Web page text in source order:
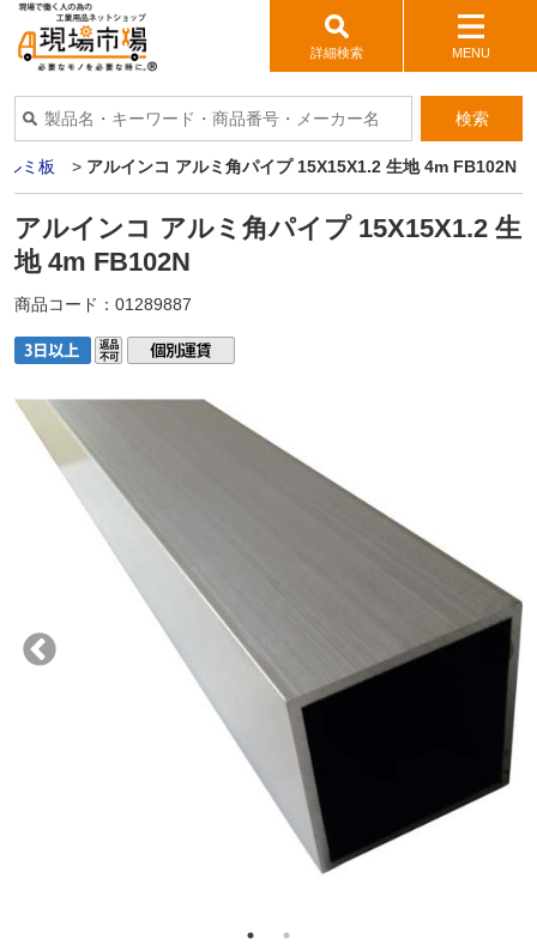
詳細検索 MENU
検索
ルミ板 > アルインコ アルミ角パイプ 15X15X1.2 生地 4m FB102N
アルインコ アルミ角パイプ 15X15X1.2 生
地 4m FB102N
商品コード： 01289887